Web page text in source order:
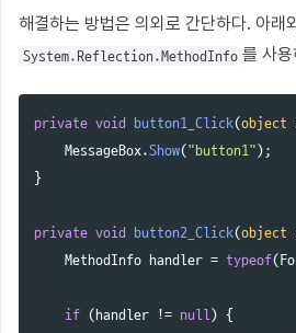
해결하는 방법은 의외로 간단하다. 아래
System.Reflection.MethodInfo 를 사
private void button1_Click(object
MessageBox.Show( "button1" );
}
private void button2_Click(object
MethodInfo handler = typeof(
if ( handler != null) {